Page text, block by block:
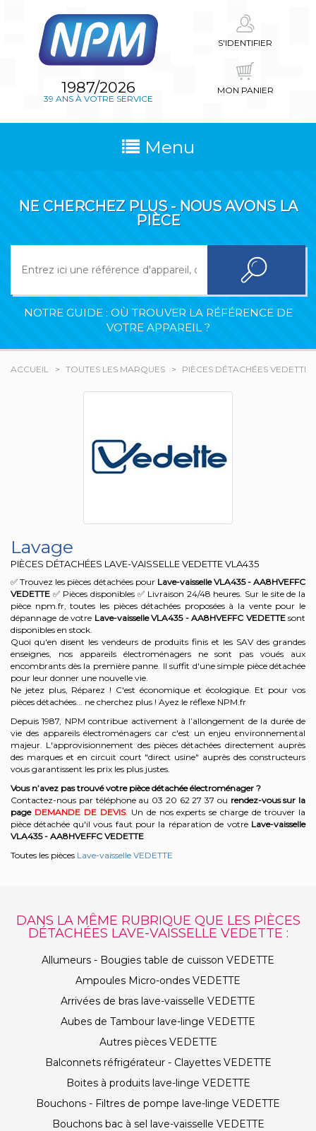
1987/2026
39 ANS À VOTRE SERVICE
S'IDENTIFIER
MON PANIER
Menu
NE CHERCHEZ PLUS - NOUS AVONS LA
PIÈCE
NOTRE GUIDE : OÙ TROUVER LA RÉFÉRENCE DE
VOTRE APPAREIL ?
ACCUEIL TOUTES LES MARQUES PIÈCES DÉTACHÉES VEDETTE
Lavage
PIÈCES DÉTACHÉES LAVE-VAISSELLE VEDETTEVLA435
✅ Trouvez les pièces détachées pour Lave-vaisselle VLA435 - AA8HVEFFC
VEDETTE ✅ Pièces disponibles ✅ Livraison 24/48 heures. Sur le site de la
pièce npm.fr, toutes les pièces détachées proposées à la vente pour le
dépannage de votre Lave-vaisselle VLA435 - AA8HVEFFC VEDETTEsont
disponibles en stock.
Quoi qu'en disent les vendeurs de produits finis et les SAV des grandes
enseignes, nos appareils électroménagers ne sont pas voués aux
encombrants dès la première panne. Il suffit d'une simple pièce détachée
pour leur donner une nouvelle vie.
Ne jetez plus, Réparez ! C'est économique et écologique. Et pour vos
pièces détachées... ne cherchez plus ! Ayez le réflexe NPM.fr
Depuis 1987, NPM contribue activement à l’allongement de la durée de
vie des appareils électroménagers car c'est un enjeu environnemental
majeur. L'approvisionnement des pièces détachées directement auprès
des marques et en circuit court "direct usine" auprès des constructeurs
vous garantissent les prix les plus justes.
Vous n’avez pas trouvé votre pièce détachée électroménager ?
Contactez-nous par téléphone au 03 20 62 27 37 ou rendez-vous sur la
page DEMANDE DE DEVIS. Un de nos experts se charge de trouver la
pièce détachée qu'il vous faut pour la réparation de votre Lave-vaisselle
VLA435 - AA8HVEFFC VEDETTE
Toutes les pièces Lave-vaisselle VEDETTE
DANS LA MÊME RUBRIQUE QUE LES PIÈCES
DÉTACHÉES LAVE-VAISSELLE VEDETTE :
Allumeurs - Bougies table de cuisson VEDETTE
Ampoules Micro-ondes VEDETTE
Arrivées de bras lave-vaisselle VEDETTE
Aubes de Tambour lave-linge VEDETTE
Autres pièces VEDETTE
Balconnets réfrigérateur - Clayettes VEDETTE
Boites à produits lave-linge VEDETTE
Bouchons - Filtres de pompe lave-linge VEDETTE
Bouchons bac à sel lave-vaisselle VEDETTE